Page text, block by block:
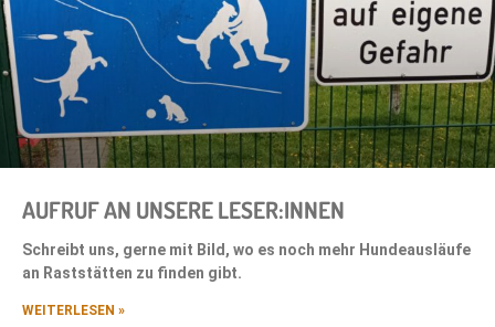
AUFRUF AN UNSERE LESER:INNEN
Schreibt uns, gerne mit Bild, wo es noch mehr Hundeausläufe
an Raststätten zu finden gibt.
WEITERLESEN »